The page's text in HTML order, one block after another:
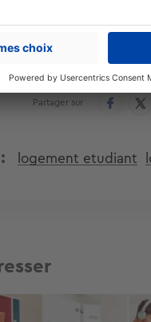
Partager sur
logement etudiant